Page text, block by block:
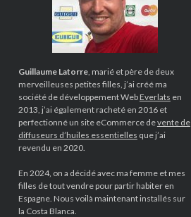
Guillaume Latorre, marié et père de deux
merveilleuses petites filles, j’ai créé ma
société de développement Web Everlats en
2013, j’ai également racheté en 2016 et
perfectionné un site eCommerce devente de
diffuseurs d’huiles essentielles que j’ai
revendu en 2020.
En 2024, on a décidé avec ma femme et mes
filles de tout vendre pour partir habiter en
Espagne. Nous voilà maintenant installés sur
la Costa Blanca.